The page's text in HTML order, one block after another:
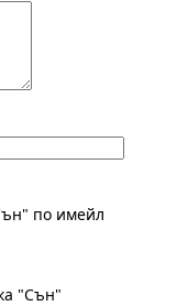
по имейл
"Сън"